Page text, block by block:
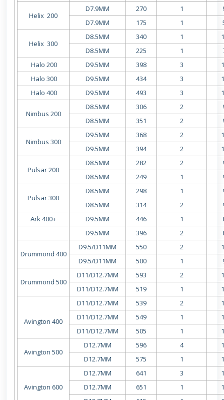
Helix 200
D7.9MM 270 1
D7.9MM
175 1
Helix 300
D8.5MM 340 1
D8.5MM
225 1
Halo 200
D9.5MM 398 3
Halo 300
D9.5MM 434 3
Halo 400
D9.5MM 493 3
Nimbus 200
D8.5MM 306 2
D8.5MM
351 2
Nimbus 300
D9.5MM 368 2
D9.5MM
394 2
Pulsar 200
D8.5MM 282 2
D8.5MM
249 1
Pulsar 300
D8.5MM 298 1
D8.5MM
314 2
Ark 400+
D9.5MM 446 1
D9.5MM
396 2
Drummond 400
D9.5/D11MM 550 2
D9.5/D11MM
500 1
Drummond 500
D11/D12.7MM 593 2
D11/D12.7MM
519 1
Avington 400
D11/D12.7MM 539 2
D11/D12.7MM
549 1
D11/D12.7MM
505 1
Avington 500
D12.7MM 596 4
D12.7MM
575 1
Avington 600
D12.7MM 641 3
D12.7MM
651 1